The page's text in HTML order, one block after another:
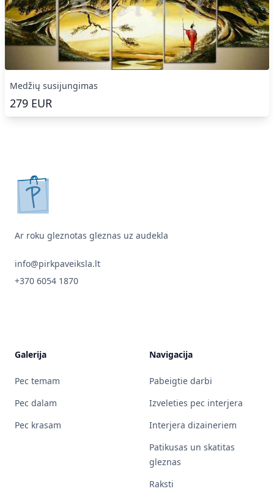
Medžių susijungimas
279 EUR
pirkpaveiksla.lt
Ar roku gleznotas gleznas uz audekla
info@pirkpaveiksla.lt
+370 6054 1870
Galerija
Pec temam
Pec dalam
Pec krasam
Navigacija
Pabeigtie darbi
Izveleties pec interjera
Interjera dizaineriem
Patikusas un skatitas
gleznas
Raksti